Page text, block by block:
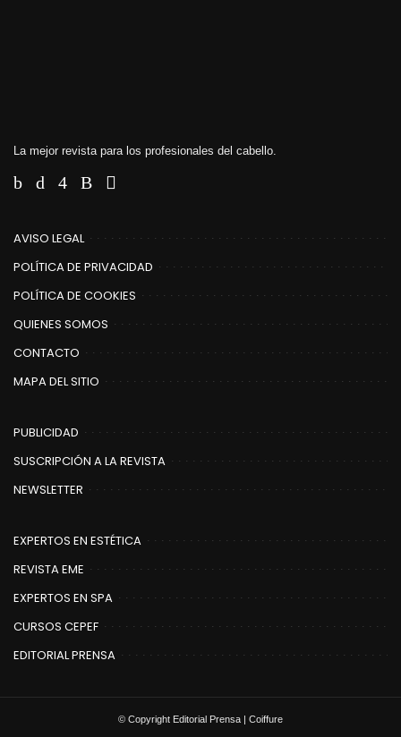
La mejor revista para los profesionales del cabello.
AVISO LEGAL
POLÍTICA DE PRIVACIDAD
POLÍTICA DE COOKIES
QUIENES SOMOS
CONTACTO
MAPA DEL SITIO
PUBLICIDAD
SUSCRIPCIÓN A LA REVISTA
NEWSLETTER
EXPERTOS EN ESTÉTICA
REVISTA EME
EXPERTOS EN SPA
CURSOS CEPEF
EDITORIAL PRENSA
© Copyright Editorial Prensa | Coiffure